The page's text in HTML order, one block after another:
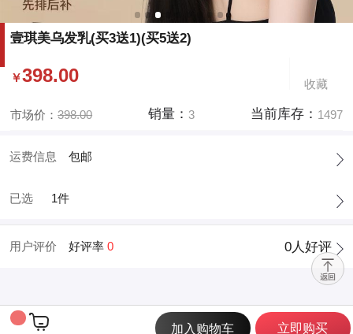
壹琪美乌发乳(买3送1)(买5送2)
￥398.00 收藏
市场价：398.00 销量： 3 当前库存： 1497
运费信息 包邮
已选 1件
用户评价 好评率 0 0人好评
 加入购物车 立即购买